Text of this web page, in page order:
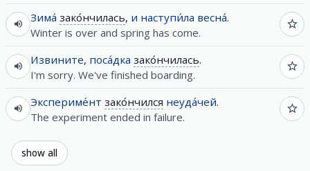
Зима́ зако́нчилась, и наступи́ла весна́.
Winter is over and spring has come.
Извините, поса́дка зако́нчилась.
I'm sorry. We've finished boarding.
Экспериме́нт зако́нчился неуда́чей.
The experiment ended in failure.
show all